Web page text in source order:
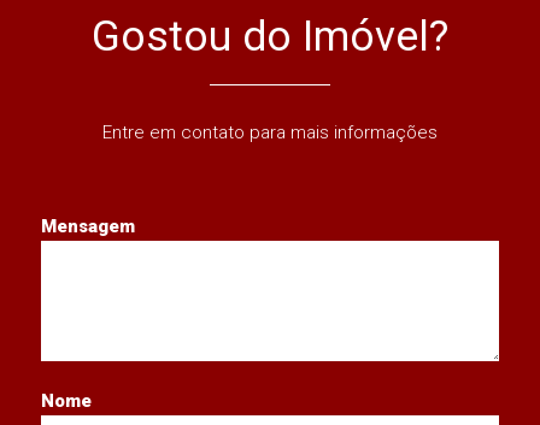
Gostou do Imóvel?
Entre em contato para mais informações
Mensagem
Nome